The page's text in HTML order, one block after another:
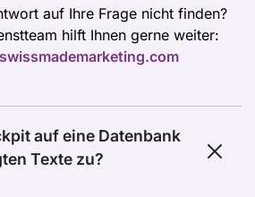
Anzeigen
weitere
auf Ihre Frage nicht finden?
hilft Ihnen gerne weiter:
auf eine Datenbank
Texte zu?